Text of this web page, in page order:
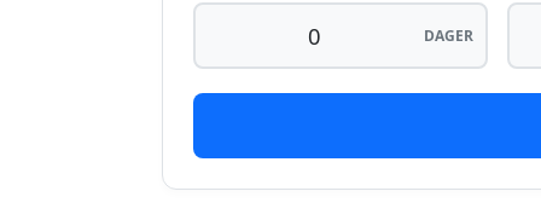
64 minutter siden
67 minutter siden
DAGER